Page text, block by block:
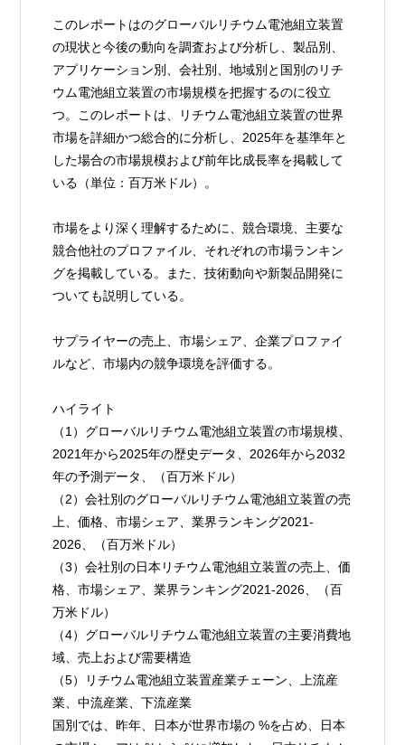
このレポートはのグローバルリチウム電池組立装置
の現状と今後の動向を調査および分析し、製品別、
アプリケーション別、会社別、地域別と国別のリチ
ウム電池組立装置の市場規模を把握するのに役立
つ。このレポートは、リチウム電池組立装置の世界
市場を詳細かつ総合的に分析し、2025年を基準年と
した場合の市場規模および前年比成長率を掲載して
いる（単位：百万米ドル）。
市場をより深く理解するために、競合環境、主要な
競合他社のプロファイル、それぞれの市場ランキン
グを掲載している。また、技術動向や新製品開発に
ついても説明している。
サプライヤーの売上、市場シェア、企業プロファイ
ルなど、市場内の競争環境を評価する。
ハイライト
（1）グローバルリチウム電池組立装置の市場規模、
2021年から2025年の歴史データ、2026年から2032
年の予測データ、（百万米ドル）
（2）会社別のグローバルリチウム電池組立装置の売
上、価格、市場シェア、業界ランキング2021-
2026、（百万米ドル）
（3）会社別の日本リチウム電池組立装置の売上、価
格、市場シェア、業界ランキング2021-2026、（百
万米ドル）
（4）グローバルリチウム電池組立装置の主要消費地
域、売上および需要構造
（5）リチウム電池組立装置産業チェーン、上流産
業、中流産業、下流産業
国別では、昨年、日本が世界市場の %を占め、日本